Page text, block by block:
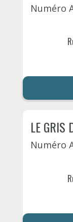
Numéro
LE GRIS
Numéro